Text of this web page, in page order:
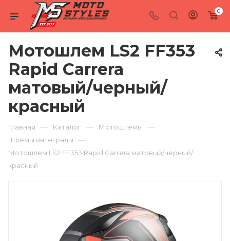
0
Мотошлем LS2 FF353
Rapid Carrera
матовый/черный/
красный
Главная — Каталог — Мотошлемы —
Шлемы интегралы —
Мотошлем LS2 FF353 Rapid Carrera матовый/черный/
красный